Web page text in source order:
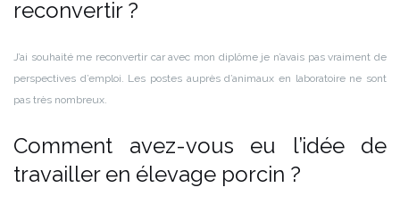
reconvertir ?
J’ai souhaité me reconvertir car avec mon diplôme je n’avais pas vraiment de
perspectives d’emploi. Les postes auprès d’animaux en laboratoire ne sont
pas très nombreux.
Comment avez-vous eu l’idée de
travailler en élevage porcin ?